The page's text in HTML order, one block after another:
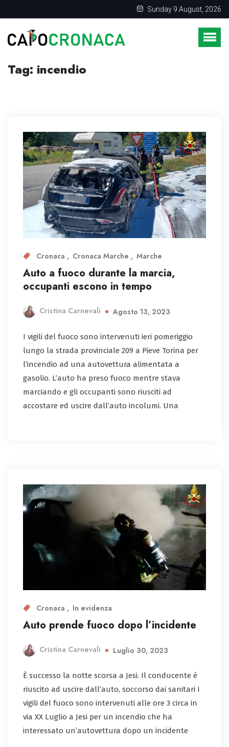
Sunday 9 August, 2026
Tag: incendio
Cronaca Cronaca Marche Marche
Auto a fuoco durante la marcia,
occupanti escono in tempo
Cristina Carnevali Agosto 13, 2023
I vigili del fuoco sono intervenuti ieri pomeriggio
lungo la strada provinciale 209 a Pieve Torina per
l’incendio ad una autovettura alimentata a
gasolio. L’auto ha preso fuoco mentre stava
marciando e gli occupanti sono riusciti ad
accostare ed uscire dall’auto incolumi. Una
Cronaca In evidenza
Auto prende fuoco dopo l’incidente
Cristina Carnevali Luglio 30, 2023
È successo la notte scorsa a Jesi. Il conducente è
riuscito ad uscire dall’auto, soccorso dai sanitari I
vigili del fuoco sono intervenuti alle ore 3 circa in
via XX Luglio a Jesi per un incendio che ha
interessato un’autovettura dopo un incidente